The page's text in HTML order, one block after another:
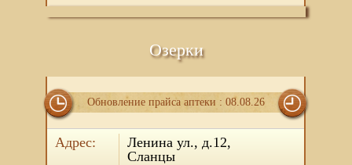
Озерки
Обновление прайса аптеки : 08.08.26
Адрес:
Ленина ул., д.12,
Сланцы